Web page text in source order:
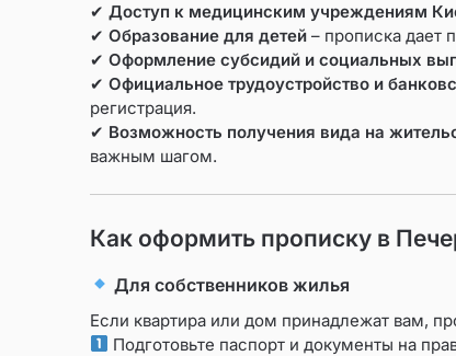
✔ Доступ к медицинским учреждениям
✔ Образование для детей – прописка дает
✔ Оформление субсидий и социальных
✔ Официальное трудоустройство и
регистрация.
✔ Возможность получения вида на
важным шагом.
Как оформить прописку в
Для собственников жилья
Если квартира или дом принадлежат вам,
Подготовьте паспорт и документы на